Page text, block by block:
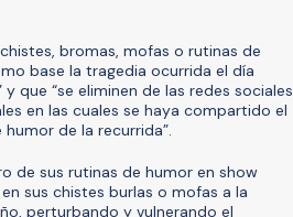
bromas, mofas o rutinas de
base la tragedia ocurrida el día
que “se eliminen de las redes sociales
en las cuales se haya compartido el
de la recurrida”.
de sus rutinas de humor en show
sus chistes burlas o mofas a la
perturbando y vulnerando el